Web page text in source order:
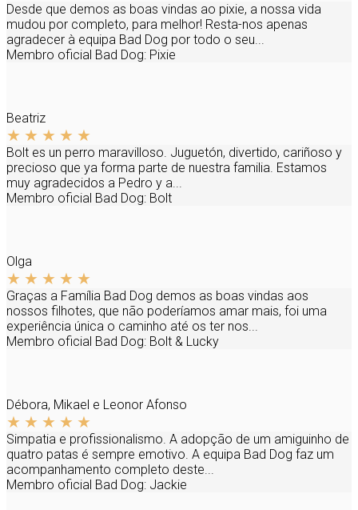
Desde que demos as boas vindas ao pixie, a nossa vida
mudou por completo, para melhor! Resta-nos apenas
agradecer à equipa Bad Dog por todo o seu...
Membro oficial Bad Dog: Pixie
Beatriz
Bolt es un perro maravilloso. Juguetón, divertido, cariñoso y
precioso que ya forma parte de nuestra familia. Estamos
muy agradecidos a Pedro y a...
Membro oficial Bad Dog: Bolt
Olga
Graças a Família Bad Dog demos as boas vindas aos
nossos filhotes, que não poderíamos amar mais, foi uma
experiência única o caminho até os ter nos...
Membro oficial Bad Dog: Bolt & Lucky
Débora, Mikael e Leonor Afonso
Simpatia e profissionalismo. A adopção de um amiguinho de
quatro patas é sempre emotivo. A equipa Bad Dog faz um
acompanhamento completo deste...
Membro oficial Bad Dog: Jackie